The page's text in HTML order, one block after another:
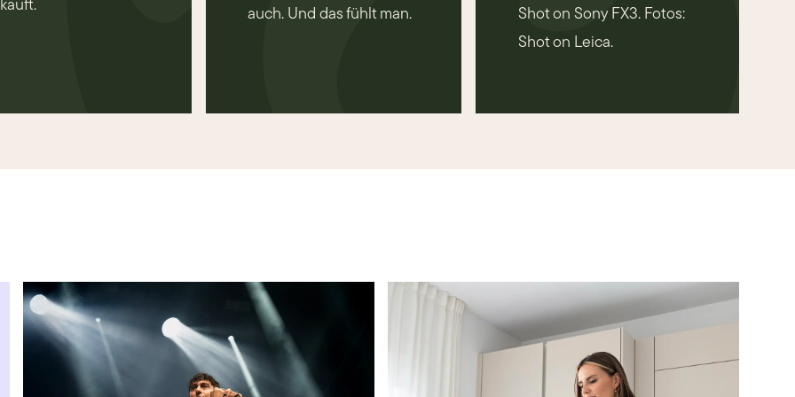
auch. Und das fühlt man.
Shot on Sony FX3. Fotos:
Shot on Leica.